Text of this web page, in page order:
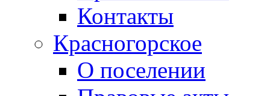
Контакты
Красногорское
О поселении